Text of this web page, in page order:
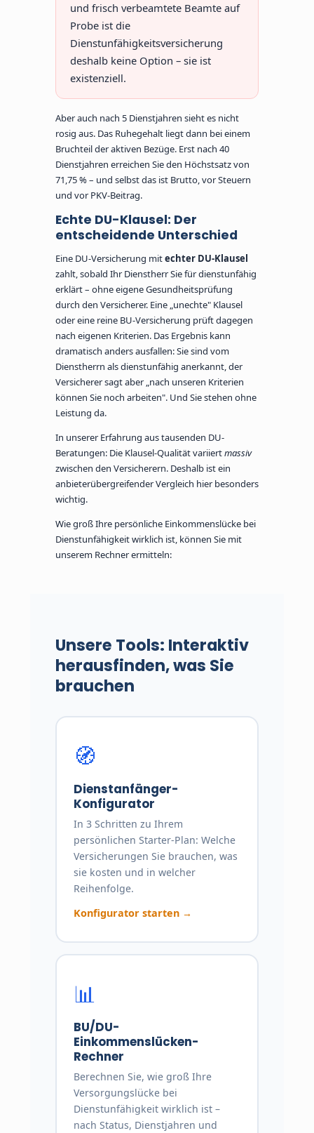
und frisch verbeamtete Beamte auf
Probe ist die
Dienstunfähigkeitsversicherung
deshalb keine Option – sie ist
existenziell.
Aber auch nach 5 Dienstjahren sieht es nicht
rosig aus. Das Ruhegehalt liegt dann bei einem
Bruchteil der aktiven Bezüge. Erst nach 40
Dienstjahren erreichen Sie den Höchstsatz von
71,75 % – und selbst das ist Brutto, vor Steuern
und vor PKV-Beitrag.
Echte DU-Klausel: Der
entscheidende Unterschied
Eine DU-Versicherung mitechter DU-Klausel
zahlt, sobald Ihr Dienstherr Sie für dienstunfähig
erklärt – ohne eigene Gesundheitsprüfung
durch den Versicherer. Eine „unechte" Klausel
oder eine reine BU-Versicherung prüft dagegen
nach eigenen Kriterien. Das Ergebnis kann
dramatisch anders ausfallen: Sie sind vom
Dienstherrn als dienstunfähig anerkannt, der
Versicherer sagt aber „nach unseren Kriterien
können Sie noch arbeiten". Und Sie stehen ohne
Leistung da.
In unserer Erfahrung aus tausenden DU-
Beratungen: Die Klausel-Qualität variiertmassiv
zwischen den Versicherern. Deshalb ist ein
anbieterübergreifender Vergleich hier besonders
wichtig.
Wie groß Ihre persönliche Einkommenslücke bei
Dienstunfähigkeit wirklich ist, können Sie mit
unserem Rechner ermitteln:
Unsere Tools: Interaktiv
herausfinden, was Sie
brauchen
🧭
Dienstanfänger-
Konfigurator
In 3 Schritten zu Ihrem
persönlichen Starter-Plan: Welche
Versicherungen Sie brauchen, was
sie kosten und in welcher
Reihenfolge.
Konfigurator starten →
📊
BU/DU-
Einkommenslücken-
Rechner
Berechnen Sie, wie groß Ihre
Versorgungslücke bei
Dienstunfähigkeit wirklich ist –
nach Status, Dienstjahren und